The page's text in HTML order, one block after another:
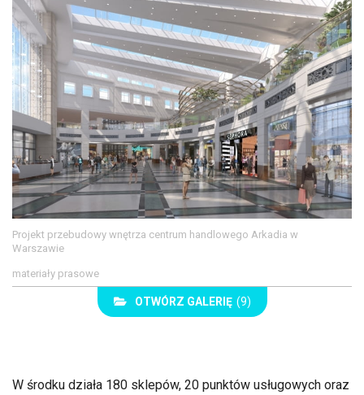
Projekt przebudowy wnętrza centrum handlowego Arkadia w
Warszawie
materiały prasowe
OTWÓRZ GALERIĘ (9)
W środku działa 180 sklepów, 20 punktów usługowych oraz